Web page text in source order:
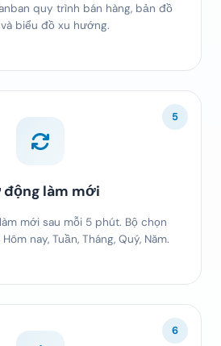
quy trình bán hàng, bản đồ
biểu đồ xu hướng.
5
động làm mới
mới sau mỗi 5 phút. Bộ chọn
nay, Tuần, Tháng, Quý, Năm.
6